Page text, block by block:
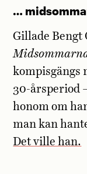
…
Gillade Bengt
kompisgängs
30-årsperiod
honom om
man kan
Det ville han.